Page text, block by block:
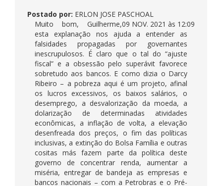
Postado por: ERLON JOSE PASCHOAL
09 NOV. 2021 às 12:09
Muito bom, Guilherme,
esta explanação nos ajuda a entender as
falsidades propagadas por governantes
inescrupulosos. É claro que o tal do “ajuste
fiscal” e a obsessão pelo superávit favorece
sobretudo aos bancos. E como dizia o Darcy
Ribeiro – a pobreza aqui é um projeto, afinal
os lucros excessivos, os baixos salários, o
desemprego, a desvalorização da moeda, a
dolarização de determinadas atividades
econômicas, a inflação de volta, a elevação
desenfreada dos preços, o fim das políticas
inclusivas, a extinção do Bolsa Família e outras
cositas más fazem parte da política deste
governo de concentrar renda, aumentar a
miséria, entregar de bandeja as empresas e
bancos nacionais – com a Petrobras e o Pré-